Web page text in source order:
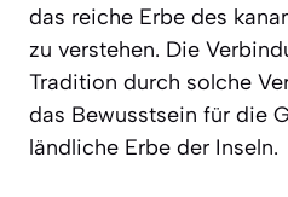
das reiche Erbe des
zu verstehen. Die
Tradition durch solche
das Bewusstsein für die
ländliche Erbe der Inseln.